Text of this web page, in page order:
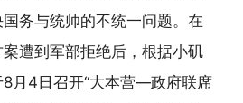
务与统帅的不统一问题。在
遭到军部拒绝后，根据小矶
月4日召开“大本营—政府联席